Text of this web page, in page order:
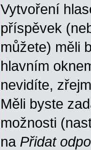
Vytvoření
příspěvek
můžete) měli
hlavním
nevidíte,
Měli byste
možnosti
na Přidat